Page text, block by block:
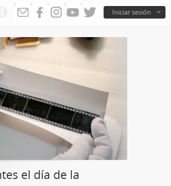
Iniciar sesión
el día de la